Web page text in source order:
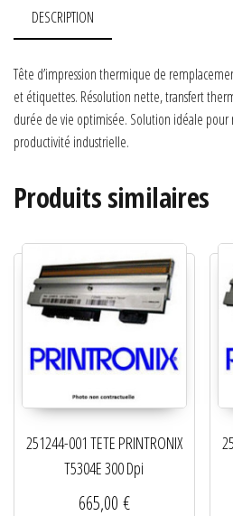
DESCRIPTION
Tête d’impression thermique de
et étiquettes. Résolution nette, transfert
durée de vie optimisée. Solution idéale
productivité industrielle.
Produits similaires
251244-001 TETE PRINTRONIX
T5304E 300 Dpi
665,00 €